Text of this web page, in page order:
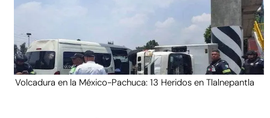
Volcadura en la México-Pachuca: 13 Heridos en Tlalnepantla